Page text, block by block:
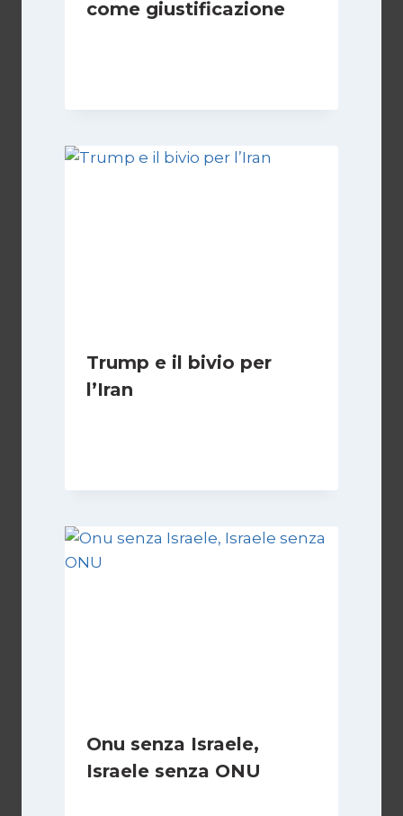
come giustificazione
Trump e il bivio per
l’Iran
Onu senza Israele,
Israele senza ONU